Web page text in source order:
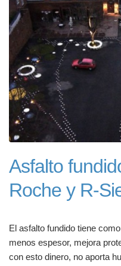
Asfalto
Roche y R-
El asfalto fundido tiene
menos espesor, mejora
con esto dinero, no aporta